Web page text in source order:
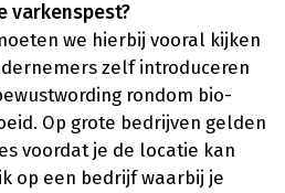
varkenspest?
we hierbij vooral kijken
zelf introduceren
rondom bio-
Op grote bedrijven gelden
voordat je de locatie kan
op een bedrijf waarbij je